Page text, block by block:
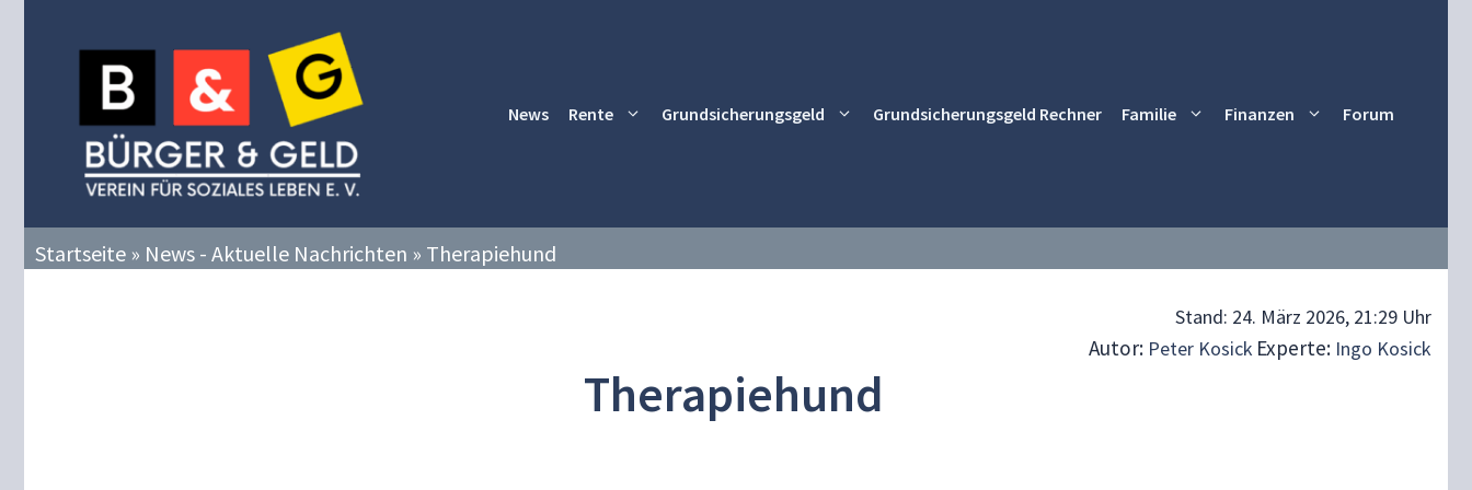
News Rente Grundsicherungsgeld Grundsicherungsgeld Rechner Familie Finanzen Forum
Startseite » News - Aktuelle Nachrichten » Therapiehund
Stand: 24. März 2026, 21:29 Uhr
Autor: Peter Kosick Experte: Ingo Kosick
Therapiehund